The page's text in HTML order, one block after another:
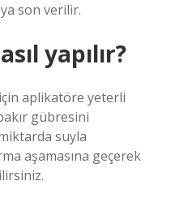
son verilir.
yapılır?
aplikatöre yeterli
gübresini
suyla
aşamasına geçerek